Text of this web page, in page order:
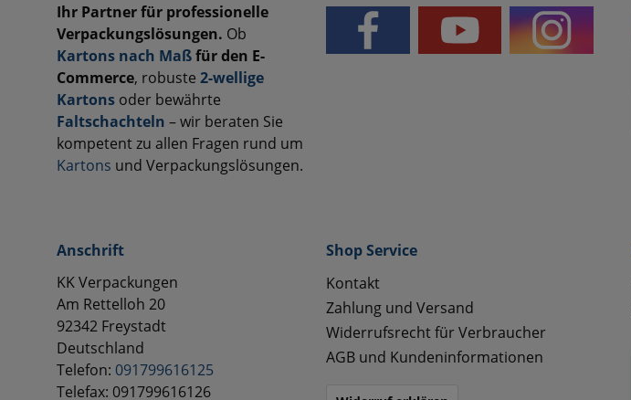
Ihr Partner für professionelle
Verpackungslösungen. Ob
Kartons nach Maßfür den E-
Commerce, robuste 2-wellige
Kartons oder bewährte
Faltschachteln – wir beraten Sie
kompetent zu allen Fragen rund um
Kartons und Verpackungslösungen.
Anschrift
KK Verpackungen
Am Rettelloh 20
92342 Freystadt
Deutschland
Telefon: 091799616125
Telefax: 091799616126
Shop Service
Kontakt
Zahlung und Versand
Widerrufsrecht für Verbraucher
AGB und Kundeninformationen